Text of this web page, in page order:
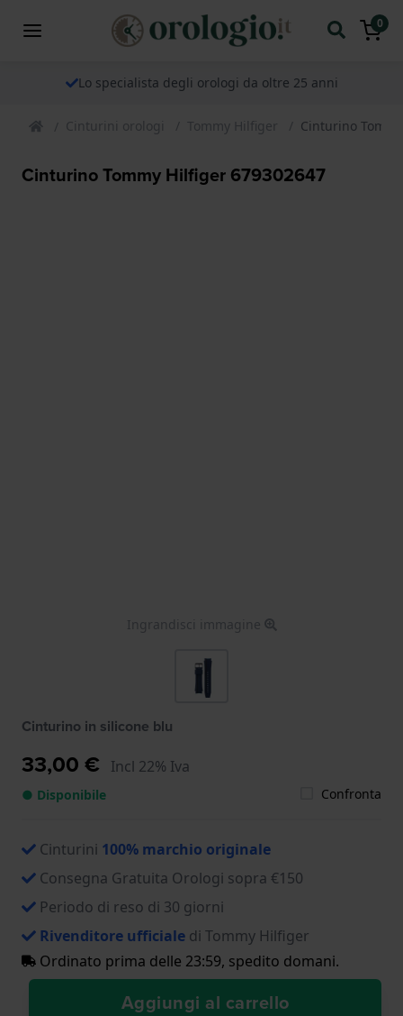
0
Lo specialista degli orologi da oltre 25 anni
Cinturini orologi Tommy Hilfiger Cinturino
Cinturino Tommy Hilfiger 679302647
Ingrandisci immagine
Cinturino in silicone blu
33,00 € Incl 22% Iva
● Disponibile Confronta
Cinturini 100% marchio originale
Consegna Gratuita Orologi sopra €150
Periodo di reso di 30 giorni
Rivenditore ufficiale di Tommy Hilfiger
Ordinato prima delle 23:59, spedito domani.
Aggiungi al carrello